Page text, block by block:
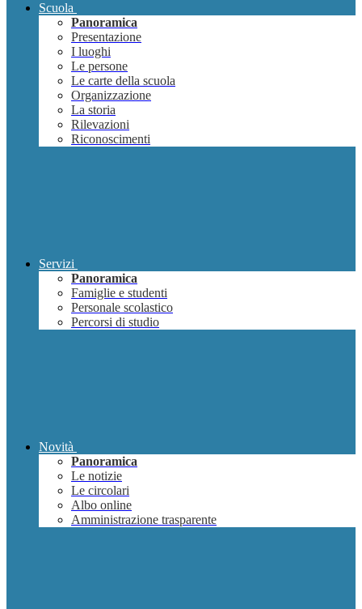
Scuola
Panoramica
Presentazione
I luoghi
Le persone
Le carte della scuola
Organizzazione
La storia
Rilevazioni
Riconoscimenti
Servizi
Panoramica
Famiglie e studenti
Personale scolastico
Percorsi di studio
Novità
Panoramica
Le notizie
Le circolari
Albo online
Amministrazione trasparente